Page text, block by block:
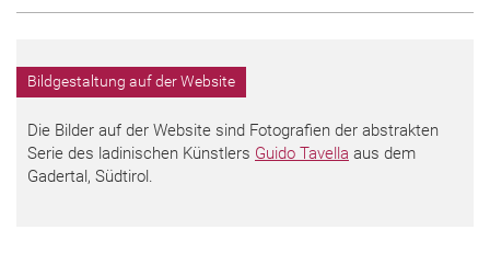
Bildgestaltung auf der Website
Die Bilder auf der Website sind Fotografien der abstrakten
Serie des ladinischen Künstlers Guido Tavella aus dem
Gadertal, Südtirol.